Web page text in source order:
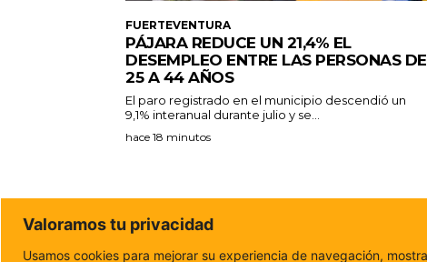
FUERTEVENTURA
PÁJARA REDUCE UN 21,4% EL
DESEMPLEO ENTRE LAS PERSONAS DE
25 A 44 AÑOS
El paro registrado en el municipio descendió un
9,1% interanual durante julio y se...
hace 18 minutos